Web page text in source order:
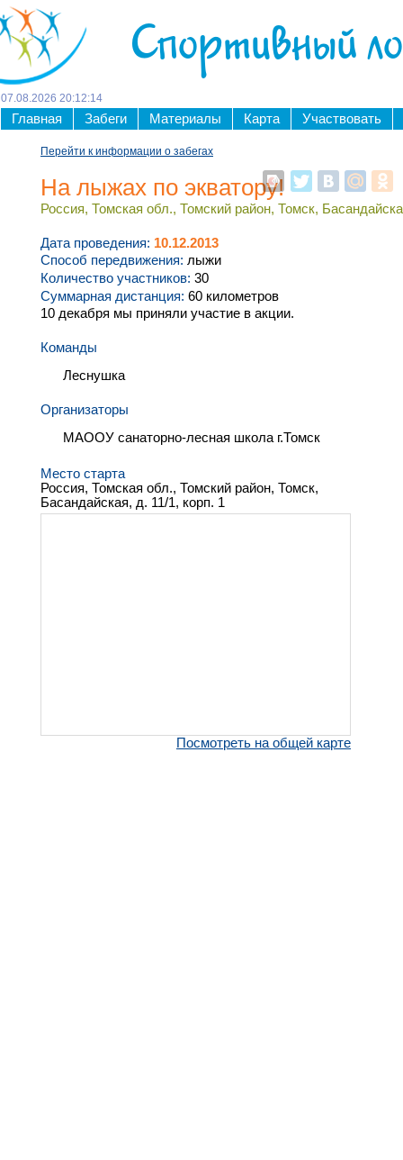
Спортивный
07 08 2026 20:12:15
Главная Забеги Материалы Карта Участвовать
Перейти к информации о забегах
На лыжах по экватору!
Россия, Томская обл., Томский район, Томск,
Дата проведения: 10.12.2013
Способ передвижения: лыжи
Количество участников: 30
Суммарная дистанция: 60 километров
10 декабря мы приняли участие в акции.
Команды
Леснушка
Организаторы
МАООУ санаторно-лесная школа г.Томск
Место старта
Россия, Томская обл., Томский район, Томск,
Басандайская, д. 11/1, корп. 1
Посмотреть на общей карте